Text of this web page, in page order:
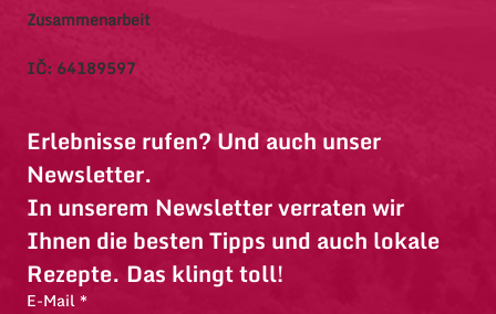
Zusammenarbeit
IČ: 64189597
Erlebnisse rufen? Und auch unser
Newsletter.
In unserem Newsletter verraten wir
Ihnen die besten Tipps und auch lokale
Rezepte. Das klingt toll!
E-Mail*